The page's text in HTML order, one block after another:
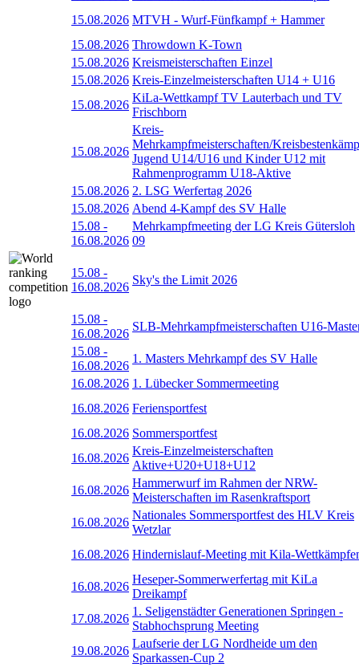
15.08.2026 MTVH - Wurf-Fünfkampf + Hammer
15.08.2026 Throwdown K-Town
15.08.2026 Kreismeisterschaften Einzel
15.08.2026 Kreis-Einzelmeisterschaften U14 + U16
15.08.2026
KiLa-Wettkampf TV Lauterbach und TV
Frischborn
15.08.2026
Kreis-
Mehrkampfmeisterschaften/
Jugend U14/U16 und Kinder U12 mit
Rahmenprogramm U18-Aktive
15.08.2026 2. LSG Werfertag 2026
15.08.2026 Abend 4-Kampf des SV Halle
15.08 -
16.08.2026
Mehrkampfmeeting der LG Kreis Gütersloh
09
15.08 -
16.08.2026
Sky's the Limit 2026
15.08 -
16.08.2026
SLB-Mehrkampfmeisterschaften U16-
15.08 -
16.08.2026
1. Masters Mehrkampf des SV Halle
16.08.2026 1. Lübecker Sommermeeting
16.08.2026 Feriensportfest
16.08.2026 Sommersportfest
16.08.2026
Kreis-Einzelmeisterschaften
Aktive+U20+U18+U12
16.08.2026
Hammerwurf im Rahmen der NRW-
Meisterschaften im Rasenkraftsport
16.08.2026
Nationales Sommersportfest des HLV Kreis
Wetzlar
16.08.2026 Hindernislauf-Meeting mit Kila-
16.08.2026
Heseper-Sommerwerfertag mit KiLa
Dreikampf
17.08.2026
1. Seligenstädter Generationen Springen -
Stabhochsprung Meeting
19.08.2026
Laufserie der LG Nordheide um den
Sparkassen-Cup 2